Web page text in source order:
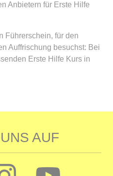
Anbietern für Erste Hilfe
Führerschein, für den
Auffrischung besuchst: Bei
Erste Hilfe Kurs in
AUF